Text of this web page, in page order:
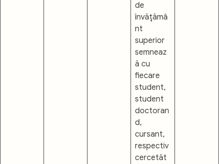
de
învăţămâ
nt
superior
semneaz
ă cu
fiecare
student,
student
doctoran
d,
cursant,
respectiv
cercetăt